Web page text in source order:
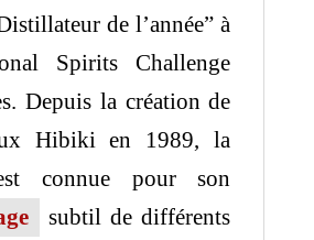
de l’année” à
Spirits Challenge
Depuis la création de
Hibiki en 1989, la
connue pour son
subtil de différents